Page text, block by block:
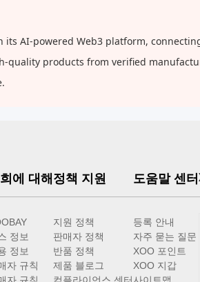
its AI-powered Web3 platform,
products from verified
에 대해
정보
정보
자 규칙
정책 지원
지원 정책
판매자 정책
반품 정책
제품 블로그
도움말 센터
등록 안내
자주 묻는 질문
XOO 포인트
XOO 지갑